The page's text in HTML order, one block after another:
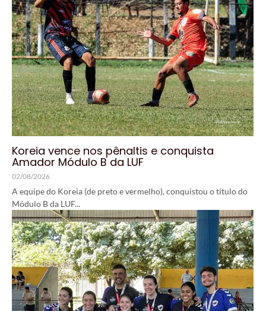
Koreia vence nos pênaltis e conquista
Amador Módulo B da LUF
02/08/2026
A equipe do Koreia (de preto e vermelho), conquistou o título do
Módulo B da LUF...